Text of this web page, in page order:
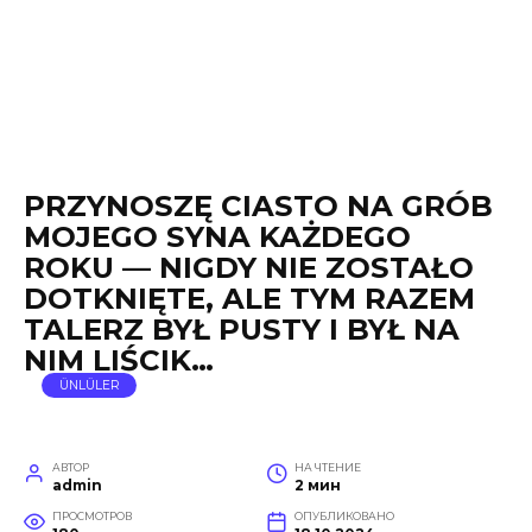
PRZYNOSZĘ CIASTO NA GRÓB
MOJEGO SYNA KAŻDEGO
ROKU — NIGDY NIE ZOSTAŁO
DOTKNIĘTE, ALE TYM RAZEM
TALERZ BYŁ PUSTY I BYŁ NA
NIM LIŚCIK…
ÜNLÜLER
АВТОР
admin
НА ЧТЕНИЕ
2 мин
ПРОСМОТРОВ ОПУБЛИКОВАНО